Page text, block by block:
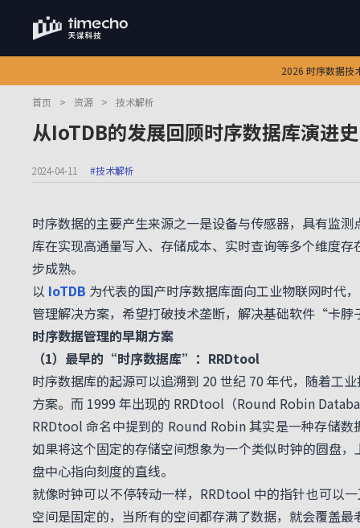
2026 时序数据技
首页 > 资源 > 技术解析
从IoTDB的发展回顾时序数据库演进史
2024-04-11 #技术解析
时序数据的主要产生来源之一是设备与传感器，具有监
库在实现高通量写入、存储成本、实时查询等多个维度
步成熟。
以 IoTDB 为代表的国产时序数据库面向工业物联网时代
管理解决方案，希望打破技术垄断，解决基础软件“卡
时序数据管理的早期方案
（1）最早的“时序数据库”：RRDtool
时序数据库的起源可以追溯到 20 世纪 70 年代，随着工
方案。而 1999 年出现的 RRDtool（Round Robin
RRDtool 命名中提到的 Round Robin 其实是一种存储
如果将这个固定的存储空间想象为一个类似时钟的圆盘
盘中心指向刻度的直线。
就像时钟可以不停转动一样，RRDtool 中的指针也可以
空间是固定的，当所有的空间都存满了数据，就会覆盖最